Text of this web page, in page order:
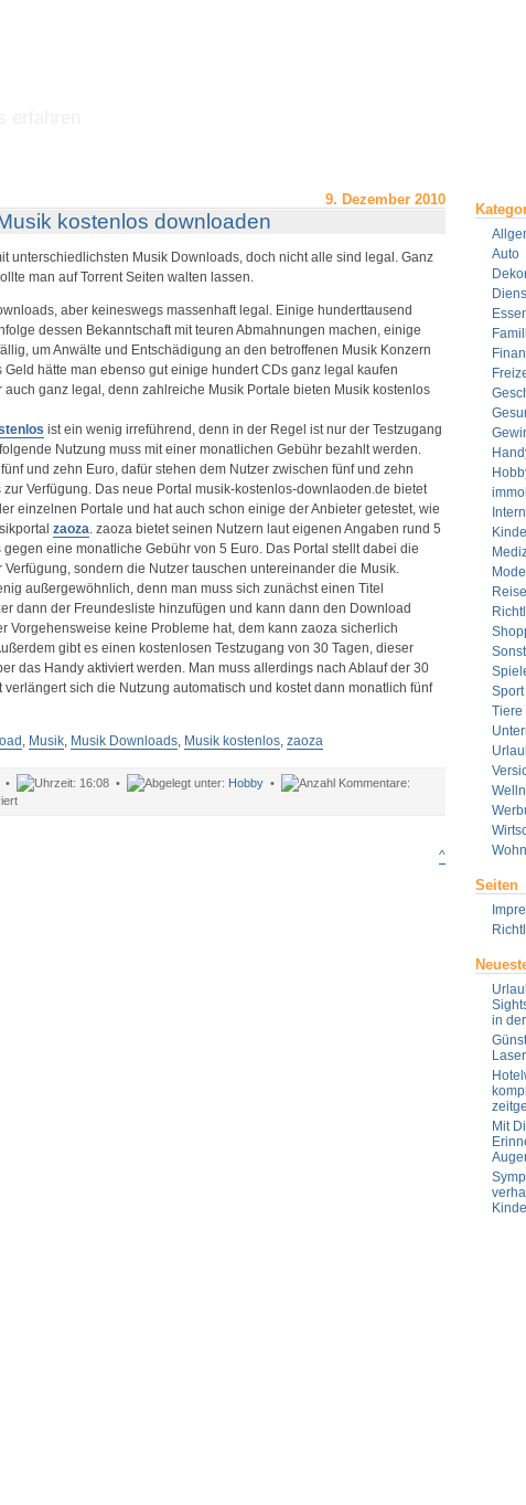
Auto
Mode
Sport
Tiere
Seiten
in
Mit
9. Dezember 2010
kostenlos downloaden
unterschiedlichsten Musik Downloads, doch nicht alle sind legal. Ganz
man auf Torrent Seiten walten lassen.
aber keineswegs massenhaft legal. Einige hunderttausend
dessen Bekanntschaft mit teuren Abmahnungen machen, einige
um Anwälte und Entschädigung an den betroffenen Musik Konzern
Geld hätte man ebenso gut einige hundert CDs ganz legal kaufen
auch ganz legal, denn zahlreiche Musik Portale bieten Musik kostenlos
ist ein wenig irreführend, denn in der Regel ist nur der Testzugang
Nutzung muss mit einer monatlichen Gebühr bezahlt werden.
und zehn Euro, dafür stehen dem Nutzer zwischen fünf und zehn
Verfügung. Das neue Portal musik-kostenlos-downlaoden.de bietet
einzelnen Portale und hat auch schon einige der Anbieter getestet, wie
zaoza. zaoza bietet seinen Nutzern laut eigenen Angaben rund 5
eine monatliche Gebühr von 5 Euro. Das Portal stellt dabei die
Verfügung, sondern die Nutzer tauschen untereinander die Musik.
außergewöhnlich, denn man muss sich zunächst einen Titel
dann der Freundesliste hinzufügen und kann dann den Download
Vorgehensweise keine Probleme hat, dem kann zaoza sicherlich
gibt es einen kostenlosen Testzugang von 30 Tagen, dieser
das Handy aktiviert werden. Man muss allerdings nach Ablauf der 30
verlängert sich die Nutzung automatisch und kostet dann monatlich fünf
, Musik, Musik Downloads, Musik kostenlos, zaoza
• 16:08 • Hobby•
für
^